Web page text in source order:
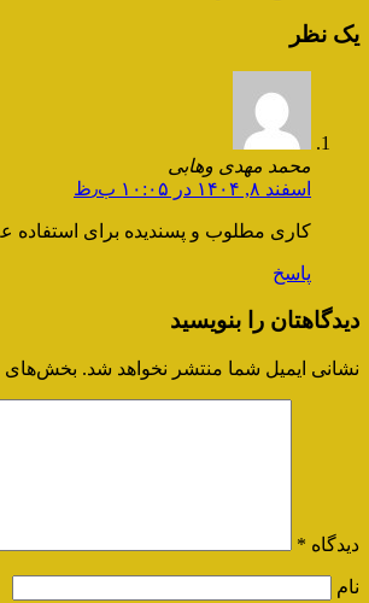
یک نظر
محمد مهدی وهابی
اسفند ۸, ۱۴۰۴ در ۱۰:۰۵ ب٫ظ
کاری مطلوب و پسندیده برای استفاده
پاسخ
دیدگاهتان را بنویسید
نشانی ایمیل شما منتشر نخواهد شد. بخش‌های
دیدگاه *
نام